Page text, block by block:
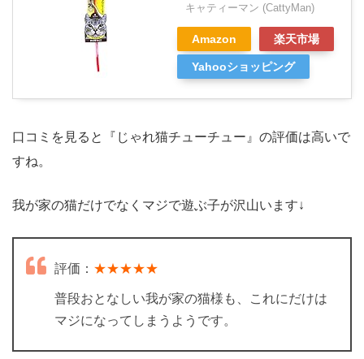
キャティーマン (CattyMan)
Amazon 楽天市場
Yahooショッピング
口コミを見ると『じゃれ猫チューチュー』の評価は高いで
すね。
我が家の猫だけでなくマジで遊ぶ子が沢山います↓
評価： ★★★★★
普段おとなしい我が家の猫様も、これにだけは
マジになってしまうようです。